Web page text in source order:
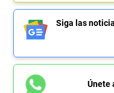
Siga las
Únete